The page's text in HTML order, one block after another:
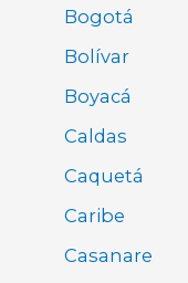
Bogotá
Bolívar
Boyacá
Caldas
Caquetá
Caribe
Casanare